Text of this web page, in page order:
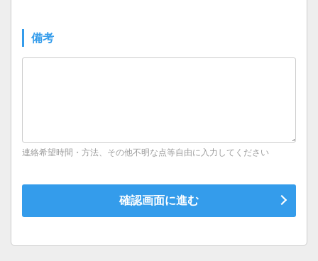
備考
連絡希望時間・方法、その他不明な点等自由に入力してください